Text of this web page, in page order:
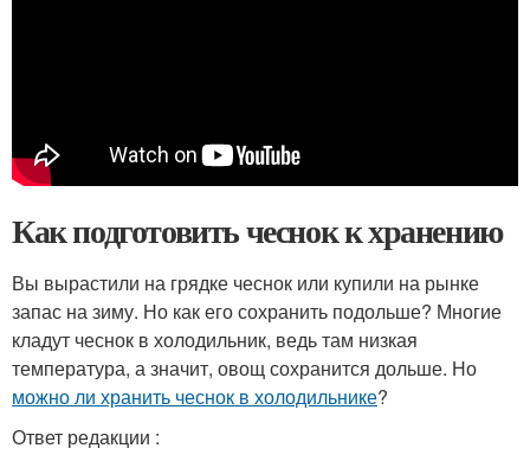
Как подготовить чеснок к хранению
Вы вырастили на грядке чеснок или купили на рынке
запас на зиму. Но как его сохранить подольше? Многие
кладут чеснок в холодильник, ведь там низкая
температура, а значит, овощ сохранится дольше. Но
можно ли хранить чеснок в холодильнике?
Ответ редакции :